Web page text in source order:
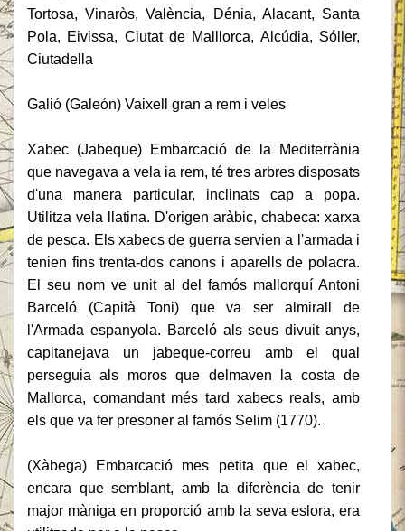
Tortosa, Vinaròs, València, Dénia, Alacant, Santa
Pola, Eivissa, Ciutat de Malllorca, Alcúdia, Sóller,
Ciutadella
Galió (Galeón) Vaixell gran a rem i veles
Xabec (Jabeque) Embarcació de la Mediterrània
que navegava a vela ia rem, té tres arbres disposats
d'una manera particular, inclinats cap a popa.
Utilitza vela llatina. D'origen aràbic, chabeca: xarxa
de pesca. Els xabecs de guerra servien a l'armada i
tenien fins trenta-dos canons i aparells de polacra.
El seu nom ve unit al del famós mallorquí Antoni
Barceló (Capità Toni) que va ser almirall de
l'Armada espanyola. Barceló als seus divuit anys,
capitanejava un jabeque-correu amb el qual
perseguia als moros que delmaven la costa de
Mallorca, comandant més tard xabecs reals, amb
els que va fer presoner al famós Selim (1770).
(Xàbega) Embarcació mes petita que el xabec,
encara que semblant, amb la diferència de tenir
major màniga en proporció amb la seva eslora, era